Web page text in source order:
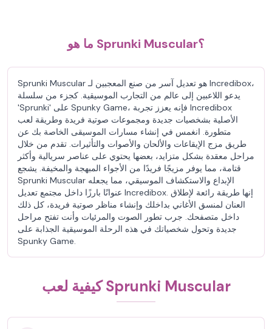
ما هو Sprunki Muscular؟
Sprunki Muscular هو تعديل آسر من صنع المعجبين لـ Incredibox،
يدعو اللاعبين إلى عالم من التجارب الموسيقية. كجزء من سلسلة
'Sprunki' على Spunky Game، فإنه يعزز تجربة Incredibox
الأصلية بشخصيات جديدة ومجموعات صوتية فريدة وطريقة لعب
متطورة. انغمس في إنشاء مسارات الموسيقى الخاصة بك عن
طريق مزج الإيقاعات والألحان والأصوات والتأثيرات. تقدم من خلال
مراحل معقدة بشكل متزايد، بعضها يحتوي على عناصر سريالية وأكثر
قتامة، مما يوفر مزيجًا فريدًا من الأجواء المبهجة والمخيفة. يشجع
Sprunki Muscular الإبداع والاستكشاف الموسيقي، مما يجعله
عنوانًا بارزًا داخل مجتمع تعديل Incredibox. إنها طريقة رائعة لإطلاق
العنان لمنسق الأغاني بداخلك وإنشاء مناظر صوتية فريدة، كل ذلك
داخل متصفحك. جرب تطور الصوت والمرئيات وأنت تفتح مراحل
جديدة وتحول شخصياتك في هذه الرحلة الموسيقية الجذابة على
Spunky Game.
كيفية لعب Sprunki Muscular